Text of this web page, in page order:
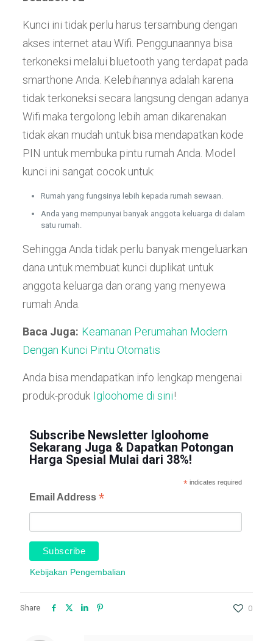
Kunci ini tidak perlu harus tersambung dengan
akses internet atau Wifi. Penggunaannya bisa
terkoneksi melalui bluetooth yang terdapat pada
smarthone Anda. Kelebihannya adalah karena
tidak terkoneksi secara langsung dengan adanya
Wifi maka tergolong lebih aman dikarenakan
tidak akan mudah untuk bisa mendapatkan kode
PIN untuk membuka pintu rumah Anda. Model
kunci ini sangat cocok untuk:
Rumah yang fungsinya lebih kepada rumah sewaan.
Anda yang mempunyai banyak anggota keluarga di dalam
satu rumah.
Sehingga Anda tidak perlu banyak mengeluarkan
dana untuk membuat kunci duplikat untuk
anggota keluarga dan orang yang menyewa
rumah Anda.
Baca Juga: Keamanan Perumahan Modern
Dengan Kunci Pintu Otomatis
Anda bisa mendapatkan info lengkap mengenai
produk-produk Igloohome di sini!
Subscribe Newsletter Igloohome
Sekarang Juga & Dapatkan Potongan
Harga Spesial Mulai dari 38%!
*indicates required
Email Address*
Kebijakan Pengembalian
Share 0